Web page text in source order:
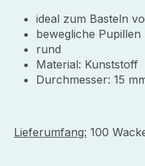
ideal zum Basteln
bewegliche Pupillen
rund
Material: Kunststoff
Durchmesser: 15
Lieferumfang: 100